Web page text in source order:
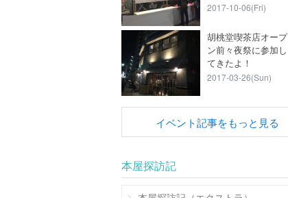
2017-10-06(Fri)
胡桃堂喫茶店オープ
ン前々夜祭に参加し
てきたよ！
2017-03-26(Sun)
イベント記事をもっと見る
本屋探訪記